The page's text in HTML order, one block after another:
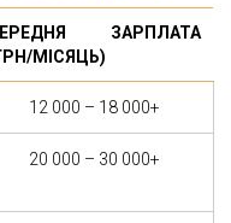
ЗАРПЛАТА
МІСЯЦЬ)
12 000 – 18 000+
20 000 – 30 000+